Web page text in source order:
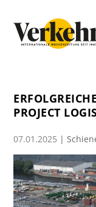
PROJECT
07.01.2025 |